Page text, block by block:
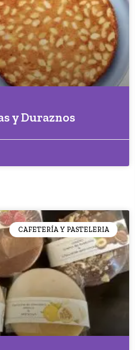
y Duraznos
CAFETERÍA Y PASTELERIA